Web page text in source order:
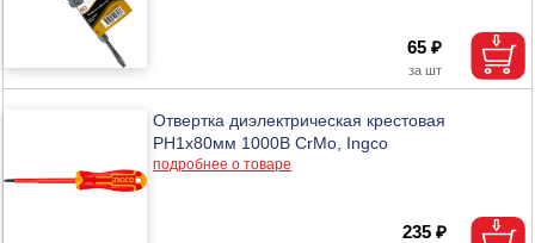
65 ₽
Отвертка диэлектрическая крестовая
РН1х80мм 1000В CrMo, Ingco
подробнее о товаре
235 ₽